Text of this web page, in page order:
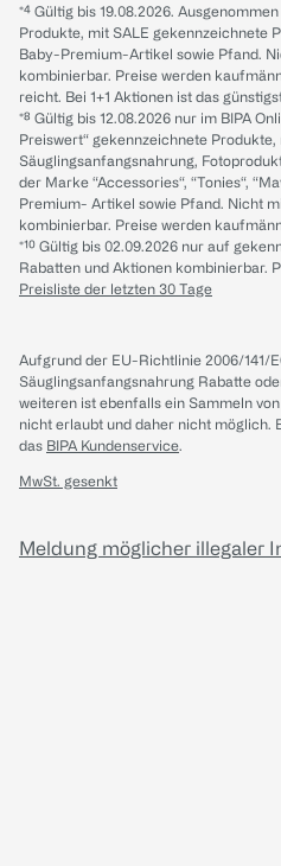
*⁴ Gültig bis 19.08.2026.
Produkte, mit SALE gekennzeichnete
Baby-Premium-Artikel sowie Pfand.
kombinierbar. Preise werden
reicht. Bei 1+1 Aktionen ist das
*⁸ Gültig bis 12.08.2026 nur im BIPA
Preiswert“ gekennzeichnete
Säuglingsanfangsnahrung,
der Marke “Accessories“, “Tonies“,
Premium- Artikel sowie Pfand. Nicht
kombinierbar. Preise werden
*¹⁰ Gültig bis 02.09.2026 nur auf
Rabatten und Aktionen kombinierbar.
Preisliste der letzten 30 Tage
Aufgrund der EU-Richtlinie 2006/141/
Säuglingsanfangsnahrung Rabatte
weiteren ist ebenfalls ein Sammeln
nicht erlaubt und daher nicht möglich.
das BIPA Kundenservice.
MwSt. gesenkt
Meldung möglicher illegaler